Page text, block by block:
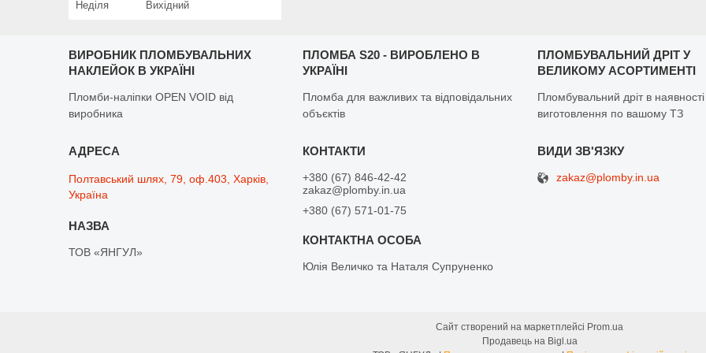
Неділя Вихідний
ВИРОБНИК ПЛОМБУВАЛЬНИХ
НАКЛЕЙОК В УКРАЇНІ
Пломби-наліпки OPEN VOID від
виробника
ПЛОМБА S20 - ВИРОБЛЕНО В
УКРАЇНІ
Пломба для важливих та відповідальних
объєктів
ПЛОМБУВАЛЬНИЙ ДРІТ У
ВЕЛИКОМУ АСОРТИМЕНТІ
Пломбувальний дріт в наявності
виготовлення по вашому ТЗ
Полтавський шлях, 79, оф.403, Харків,
Україна
ТОВ «ЯНГУЛ»
+380 (67) 846-42-42
zakaz@plomby.in.ua
+380 (67) 571-01-75
Юлія Величко та Наталя Супруненко
zakaz@plomby.in.ua
Сайт створений на маркетплейсі Prom.ua
Продавець на Bigl.ua